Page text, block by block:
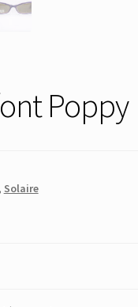
de passePoppy
Solaire